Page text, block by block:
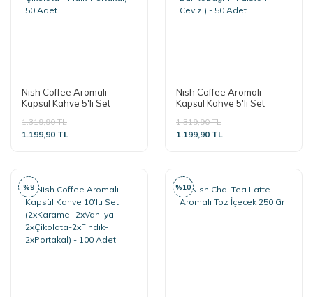
Nish Coffee Aromalı
Kapsül Kahve 5'li Set
Çikolata-Fındık-Portakal) -
50 Adet
1.319,90 TL
1.199,90 TL
Nish Coffee Aromalı
Kapsül Kahve 5'li Set
Kabağı-Hindistan Cevizi) -
50 Adet
1.319,90 TL
1.199,90 TL
%9 %10